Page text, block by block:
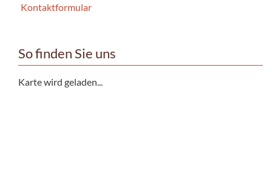
Kontaktformular
So finden Sie uns
Karte wird geladen...